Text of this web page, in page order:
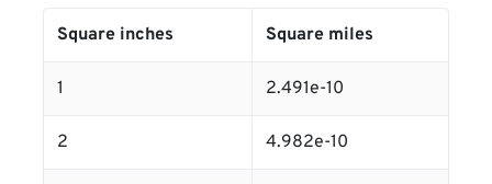
Square inches Square miles
1 2.491e-10
2 4.982e-10